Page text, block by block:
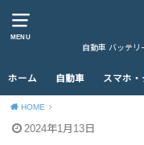
MENU
自動車 バッテリ
ホーム 自動車 スマホ
HOME
2024年1月13日